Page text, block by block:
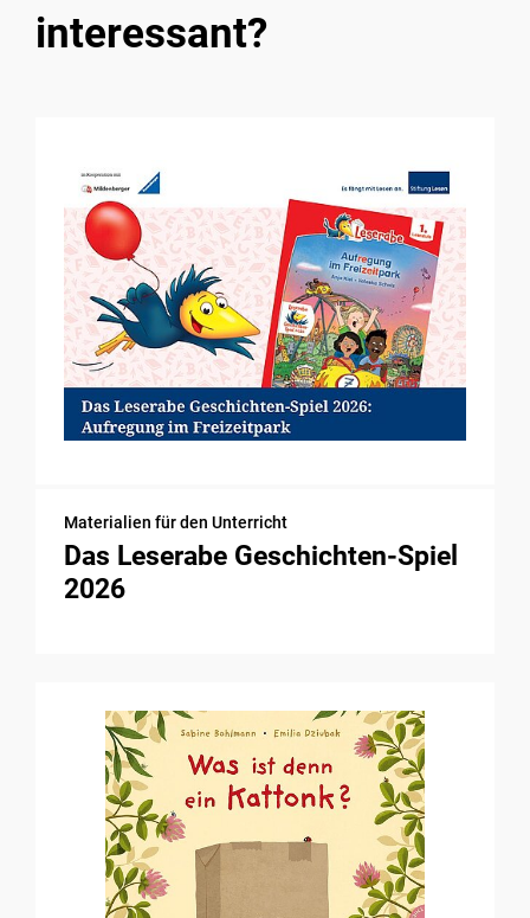
interessant?
Materialien für den Unterricht
Das Leserabe Geschichten-Spiel
2026